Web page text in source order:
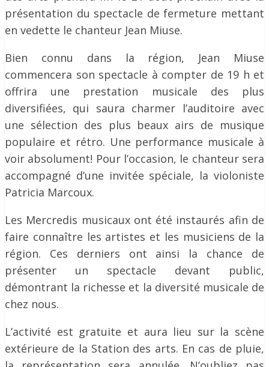
présentation du spectacle de fermeture mettant
en vedette le chanteur Jean Miuse.
Bien connu dans la région, Jean Miuse
commencera son spectacle à compter de 19 h et
offrira une prestation musicale des plus
diversifiées, qui saura charmer l’auditoire avec
une sélection des plus beaux airs de musique
populaire et rétro. Une performance musicale à
voir absolument! Pour l’occasion, le chanteur sera
accompagné d’une invitée spéciale, la violoniste
Patricia Marcoux.
Les Mercredis musicaux ont été instaurés afin de
faire connaître les artistes et les musiciens de la
région. Ces derniers ont ainsi la chance de
présenter un spectacle devant public,
démontrant la richesse et la diversité musicale de
chez nous.
L’activité est gratuite et aura lieu sur la scène
extérieure de la Station des arts. En cas de pluie,